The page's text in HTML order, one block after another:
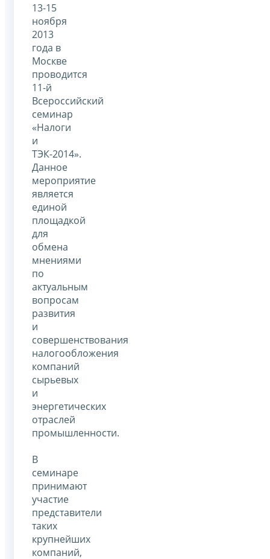
13-15
ноября
2013
года в
Москве
проводится
11-й
Всероссийский
семинар
«Налоги
и
ТЭК-2014».
Данное
мероприятие
является
единой
площадкой
для
обмена
мнениями
по
актуальным
вопросам
развития
и
совершенствования
налогообложения
компаний
сырьевых
и
энергетических
отраслей
промышленности.
В
семинаре
принимают
участие
представители
таких
крупнейших
компаний,